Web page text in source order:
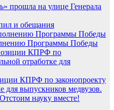
прошла на улице Генерала
и обещания
Программы Победы
КПРФ по законопроекту
для выпускников медвузов.
Отстоим науку вместе!